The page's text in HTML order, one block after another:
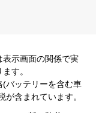
示画面の関係で実
す。
(バッテリーを含む車
含まれています。